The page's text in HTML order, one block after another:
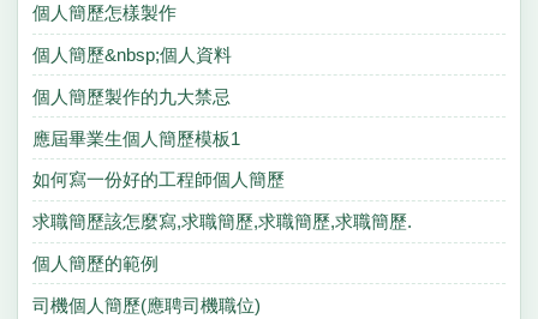
個人簡歷怎樣製作
個人簡歷&nbsp;個人資料
個人簡歷製作的九大禁忌
應屆畢業生個人簡歷模板1
如何寫一份好的工程師個人簡歷
求職簡歷該怎麼寫,求職簡歷,求職簡歷,求職簡歷.
個人簡歷的範例
司機個人簡歷(應聘司機職位)